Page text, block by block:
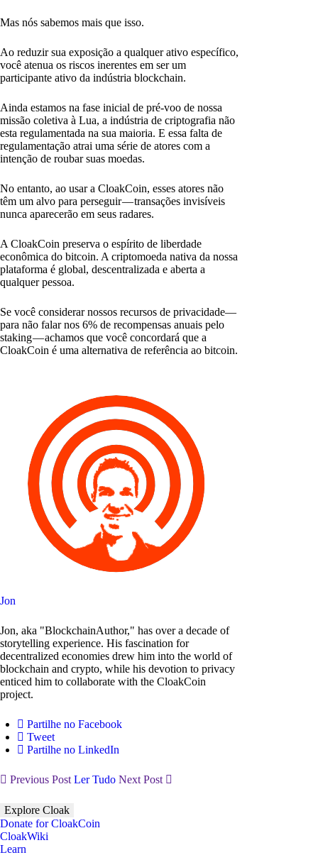
Mas nós sabemos mais que isso.
Ao reduzir sua exposição a qualquer ativo específico,
você atenua os riscos inerentes em ser um
participante ativo da indústria blockchain.
Ainda estamos na fase inicial de pré-voo de nossa
missão coletiva à Lua, a indústria de criptografia não
esta regulamentada na sua maioria. E essa falta de
regulamentação atrai uma série de atores com a
intenção de roubar suas moedas.
No entanto, ao usar a CloakCoin, esses atores não
têm um alvo para perseguir — transações invisíveis
nunca aparecerão em seus radares.
A CloakCoin preserva o espírito de liberdade
econômica do bitcoin. A criptomoeda nativa da nossa
plataforma é global, descentralizada e aberta a
qualquer pessoa.
Se você considerar nossos recursos de privacidade—
para não falar nos 6% de recompensas anuais pelo
staking — achamos que você concordará que a
CloakCoin é uma alternativa de referência ao bitcoin.
Jon
Jon, aka "BlockchainAuthor," has over a decade of
storytelling experience. His fascination for
decentralized economies drew him into the world of
blockchain and crypto, while his devotion to privacy
enticed him to collaborate with the CloakCoin
project.
Partilhe no Facebook
Tweet
Partilhe no LinkedIn
Previous Post Ler Tudo Next Post
Explore Cloak
Donate for CloakCoin
CloakWiki
Learn